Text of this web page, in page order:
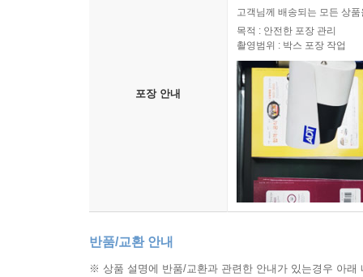
포장 안내
고객님께 배송되는 모든 상
목적 : 안전한 포장 관리
촬영범위 : 박스 포장 작업
반품/교환 안내
※ 상품 설명에 반품/교환과 관련한 안내가 있는경우 아